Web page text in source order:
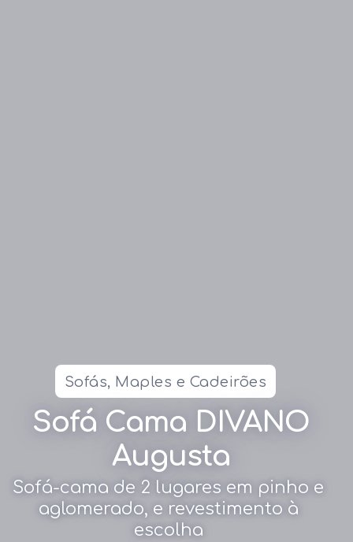
Sofás, Maples e Cadeirões
Sofá Cama DIVANO
Augusta
Sofá-cama de 2 lugares em pinho e
aglomerado, e revestimento à
escolha